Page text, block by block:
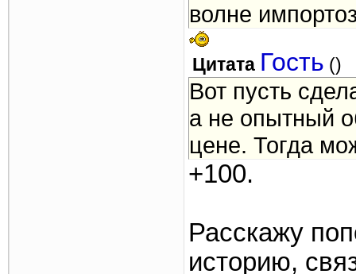
волне
Цитата Гость ()
Вот пусть
а не опытный
цене. Тогда
+100.
Расскажу
историю,